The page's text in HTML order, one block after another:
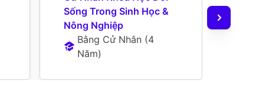
Sống Trong Sinh Học &
Nông Nghiệp
Bằng Cử Nhân (4
Năm)